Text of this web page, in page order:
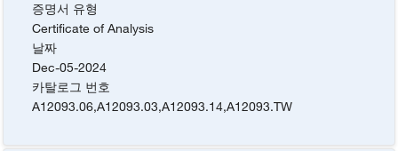
증명서 유형
Certificate of Analysis
날짜
Dec-05-2024
카탈로그 번호
A12093.06,A12093.03,A12093.14,A12093.TW